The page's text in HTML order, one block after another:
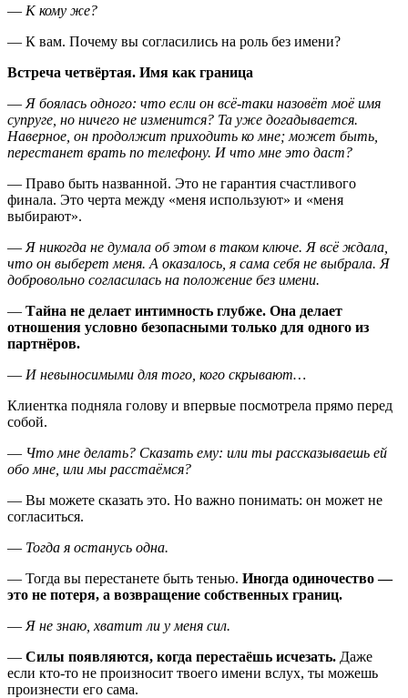
— К кому же?
— К вам. Почему вы согласились на роль без имени?
Встреча четвёртая. Имя как граница
— Я боялась одного: что если он всё-таки назовёт моё имя
супруге, но ничего не изменится? Та уже догадывается.
Наверное, он продолжит приходить ко мне; может быть,
перестанет врать по телефону. И что мне это даст?
— Право быть названной. Это не гарантия счастливого
финала. Это черта между «меня используют» и «меня
выбирают».
— Я никогда не думала об этом в таком ключе. Я всё ждала,
что он выберет меня. А оказалось, я сама себя не выбрала. Я
добровольно согласилась на положение без имени.
— Тайна не делает интимность глубже. Она делает
отношения условно безопасными только для одного из
партнёров.
— И невыносимыми для того, кого скрывают…
Клиентка подняла голову и впервые посмотрела прямо перед
собой.
— Что мне делать? Сказать ему: или ты рассказываешь ей
обо мне, или мы расстаёмся?
— Вы можете сказать это. Но важно понимать: он может не
согласиться.
— Тогда я останусь одна.
— Тогда вы перестанете быть тенью. Иногда одиночество —
это не потеря, а возвращение собственных границ.
— Я не знаю, хватит ли у меня сил.
— Силы появляются, когда перестаёшь исчезать. Даже
если кто-то не произносит твоего имени вслух, ты можешь
произнести его сама.